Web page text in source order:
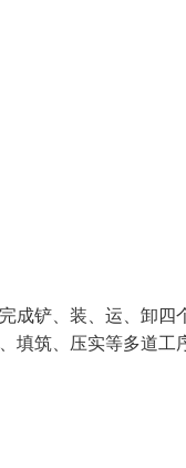
成铲、装、运、卸
填筑、压实等多道